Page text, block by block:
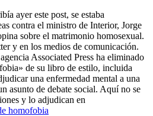
ayer este post, se estaba
contra el ministro de Interior, Jorge
sobre el matrimonio homosexual.
y en los medios de comunicación.
Associated Press ha eliminado
de su libro de estilo, incluida
una enfermedad mental a una
asunto de debate social. Aquí no se
y lo adjudican en
homofobia